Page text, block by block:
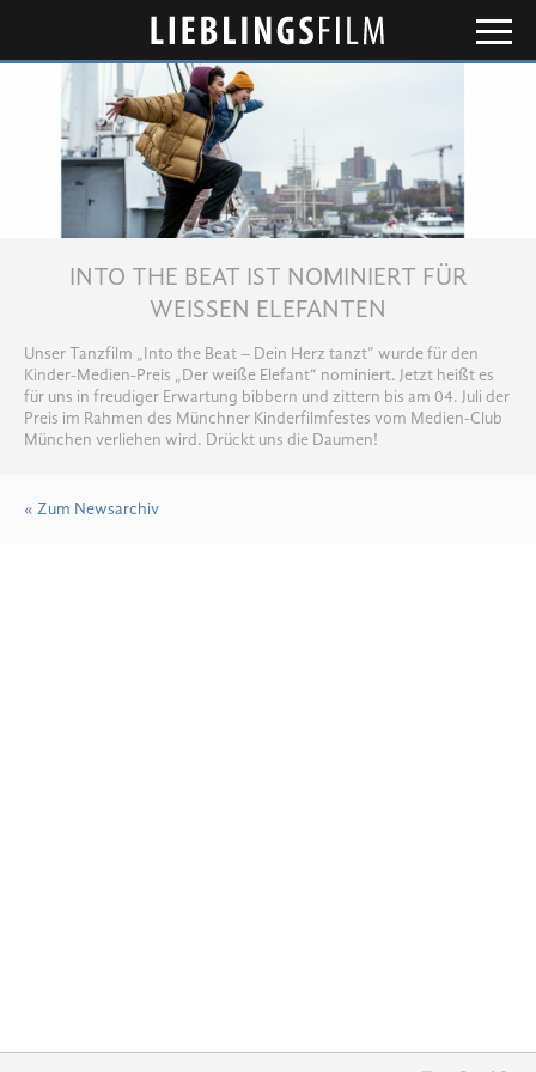
Lieblingsfilm
INTO THE BEAT IST NOMINIERT FÜR
WEISSEN ELEFANTEN
Unser Tanzfilm „Into the Beat – Dein Herz tanzt” wurde für den
Kinder-Medien-Preis „Der weiße Elefant“ nominiert. Jetzt heißt es
für uns in freudiger Erwartung bibbern und zittern bis am 04. Juli der
Preis im Rahmen des Münchner Kinderfilmfestes vom Medien-Club
München verliehen wird. Drückt uns die Daumen!
« Zum Newsarchiv